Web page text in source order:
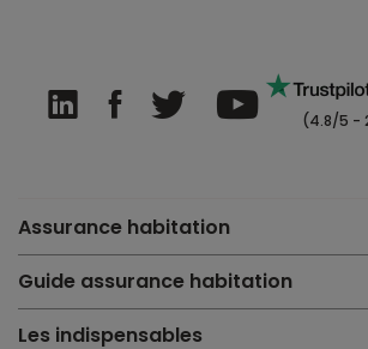
(4.8/5 -
Assurance habitation
Guide assurance habitation
Les indispensables